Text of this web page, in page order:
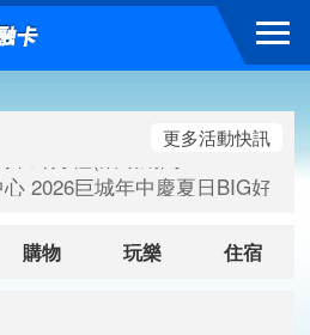
卡郵好禮(活動期間：115/08/07-
西第2波 刷卡郵好禮(活動期間：
卡郵好禮(活動期間：115/08/07-
2026巨城年中慶夏日BIG好刷(
更多活動快訊
購物 玩樂 住宿